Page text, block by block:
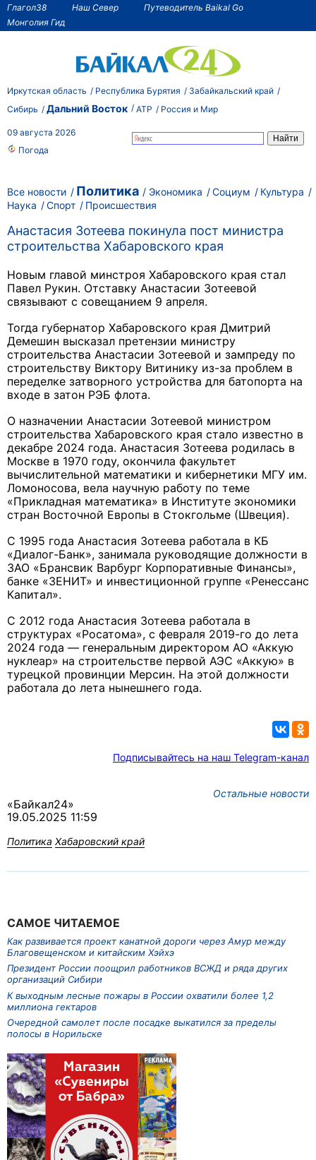
Глагол38 Наш Север
Путеводитель Baikal Go
Монголия Гид
Иркутская область Республика Бурятия
Забайкальский край
Сибирь
Дальний Восток АТР Россия и Мир
09 августа 2026
Погода
Все новости Политика Экономика Социум
Культура
Наука
Спорт Происшествия
Анастасия Зотеева покинула пост министра
строительства Хабаровского края
Новым главой минстроя Хабаровского края стал
Павел Рукин. Отставку Анастасии Зотеевой
связывают с совещанием 9 апреля.
Тогда губернатор Хабаровского края Дмитрий
Демешин высказал претензии министру
строительства Анастасии Зотеевой и зампреду по
строительству Виктору Витинику из-за проблем в
переделке затворного устройства для батопорта на
входе в затон РЭБ флота.
О назначении Анастасии Зотеевой министром
строительства Хабаровского края стало известно в
декабре 2024 года. Анастасия Зотеева родилась в
Москве в 1970 году, окончила факультет
вычислительной математики и кибернетики МГУ им.
Ломоносова, вела научную работу по теме
«Прикладная математика» в Институте экономики
стран Восточной Европы в Стокгольме (Швеция).
С 1995 года Анастасия Зотеева работала в КБ
«Диалог-Банк», занимала руководящие должности в
ЗАО «Брансвик Варбург Корпоративные Финансы»,
банке «ЗЕНИТ» и инвестиционной группе «Ренессанс
Капитал».
С 2012 года Анастасия Зотеева работала в
структурах «Росатома», с февраля 2019-го до лета
2024 года — ­генеральным директором АО «Аккую
нуклеар» на строительстве первой АЭС «Аккую» в
турецкой провинции Мерсин. На этой должности
работала до лета нынешнего года.
Подписывайтесь на наш Telegram-канал
Остальные новости
«Байкал24»
19.05.2025 11:59
Политика Хабаровский край
САМОЕ ЧИТАЕМОЕ
Как развивается проект канатной дороги через Амур между
Благовещенском и китайским Хэйхэ
Президент России поощрил работников ВСЖД и ряда других
организаций Сибири
К выходным лесные пожары в России охватили более 1,2
миллиона гектаров
Очередной самолет после посадке выкатился за пределы
полосы в Норильске